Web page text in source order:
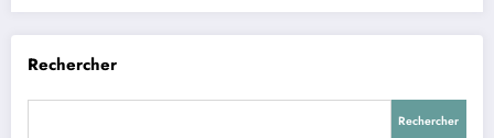
Rechercher
Rechercher